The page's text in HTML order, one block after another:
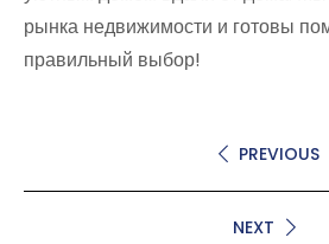
рынка недвижимости и готовы
правильный выбор!
PREVIOUS
NEXT